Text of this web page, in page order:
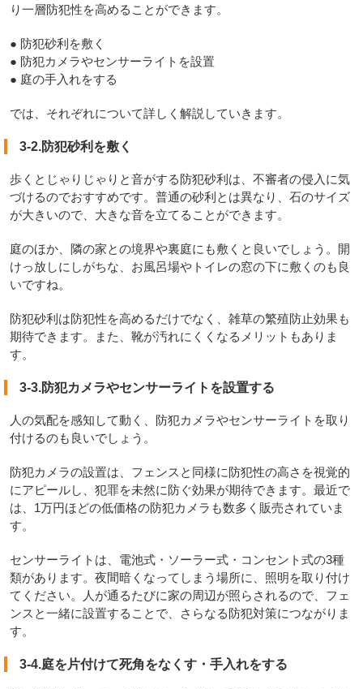
り一層防犯性を高めることができます。
● 防犯砂利を敷く
● 防犯カメラやセンサーライトを設置
● 庭の手入れをする
では、それぞれについて詳しく解説していきます。
3-2.防犯砂利を敷く
歩くとじゃりじゃりと音がする防犯砂利は、不審者の侵入に気
づけるのでおすすめです。普通の砂利とは異なり、石のサイズ
が大きいので、大きな音を立てることができます。
庭のほか、隣の家との境界や裏庭にも敷くと良いでしょう。開
けっ放しにしがちな、お風呂場やトイレの窓の下に敷くのも良
いですね。
防犯砂利は防犯性を高めるだけでなく、雑草の繁殖防止効果も
期待できます。また、靴が汚れにくくなるメリットもありま
す。
3-3.防犯カメラやセンサーライトを設置する
人の気配を感知して動く、防犯カメラやセンサーライトを取り
付けるのも良いでしょう。
防犯カメラの設置は、フェンスと同様に防犯性の高さを視覚的
にアピールし、犯罪を未然に防ぐ効果が期待できます。最近で
は、1万円ほどの低価格の防犯カメラも数多く販売されていま
す。
センサーライトは、電池式・ソーラー式・コンセント式の3種
類があります。夜間暗くなってしまう場所に、照明を取り付け
てください。人が通るたびに家の周辺が照らされるので、フェ
ンスと一緒に設置することで、さらなる防犯対策につながりま
す。
3-4.庭を片付けて死角をなくす・手入れをする